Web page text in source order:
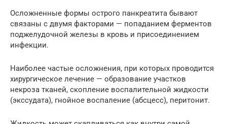
Осложненные формы острого панкреатита бывают
связаны с двумя факторами — попаданием ферментов
поджелудочной железы в кровь и присоединением
инфекции.
Наиболее частые осложнения, при которых проводится
хирургическое лечение — образование участков
некроза тканей, скопление воспалительной жидкости
(экссудата), гнойное воспаление (абсцесс), перитонит.